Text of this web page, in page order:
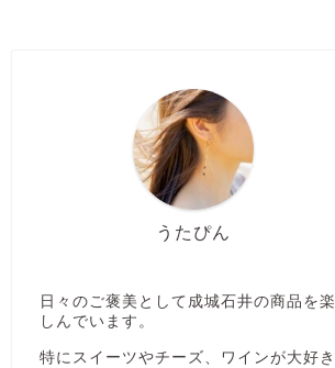
うたぴん
日々のご褒美として成城石井の商品を楽
しんでいます。
特にスイーツやチーズ、ワインが大好き